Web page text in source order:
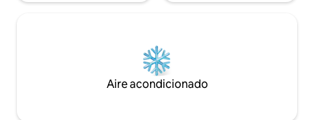
Aire acondicionado